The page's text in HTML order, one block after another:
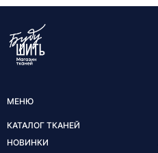
МЕНЮ
КАТАЛОГ ТКАНЕЙ
НОВИНКИ